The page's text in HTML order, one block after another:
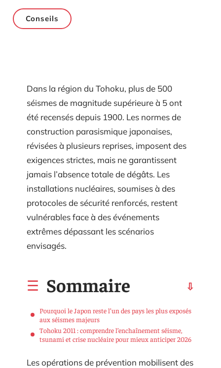
Conseils
Dans la région du Tohoku, plus de 500
séismes de magnitude supérieure à 5 ont
été recensés depuis 1900. Les normes de
construction parasismique japonaises,
révisées à plusieurs reprises, imposent des
exigences strictes, mais ne garantissent
jamais l’absence totale de dégâts. Les
installations nucléaires, soumises à des
protocoles de sécurité renforcés, restent
vulnérables face à des événements
extrêmes dépassant les scénarios
envisagés.
Sommaire
Pourquoi le Japon reste l’un des pays les plus exposés
aux séismes majeurs
Tohoku 2011 : comprendre l’enchaînement séisme,
tsunami et crise nucléaire pour mieux anticiper 2026
Les opérations de prévention mobilisent des